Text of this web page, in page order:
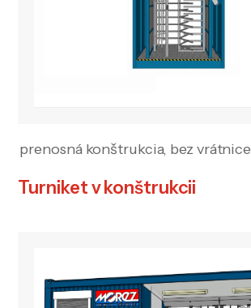
prenosná konštrukcia, bez vrátnice
Turniket v konštrukcii